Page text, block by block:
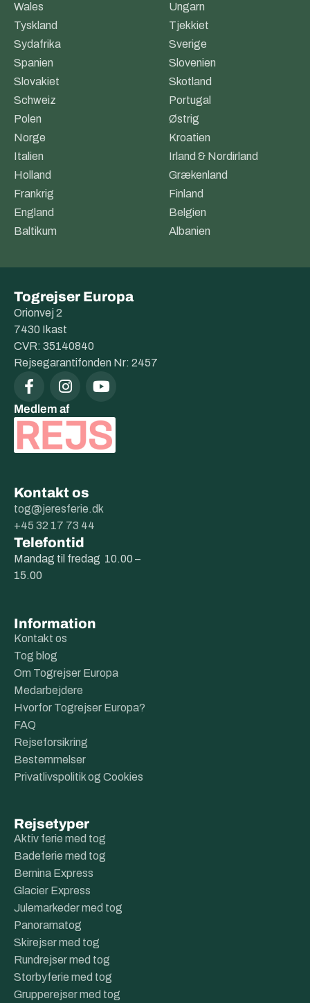
Wales
Ungarn
Tyskland
Tjekkiet
Sydafrika
Sverige
Spanien
Slovenien
Slovakiet
Skotland
Schweiz
Portugal
Polen
Østrig
Norge
Kroatien
Italien
Irland & Nordirland
Holland
Grækenland
Frankrig
Finland
England
Belgien
Baltikum
Albanien
Togrejser Europa
Orionvej 2
7430 Ikast
CVR: 35140840
Rejsegarantifonden Nr: 2457
Medlem af
Kontakt os
tog@jeresferie.dk
+45 32 17 73 44
Telefontid
Mandag til fredag 10.00 –
15.00
Information
Kontakt os
Tog blog
Om Togrejser Europa
Medarbejdere
Hvorfor Togrejser Europa?
FAQ
Rejseforsikring
Bestemmelser
Privatlivspolitik og Cookies
Rejsetyper
Aktiv ferie med tog
Badeferie med tog
Bernina Express
Glacier Express
Julemarkeder med tog
Panoramatog
Skirejser med tog
Rundrejser med tog
Storbyferie med tog
Grupperejser med tog